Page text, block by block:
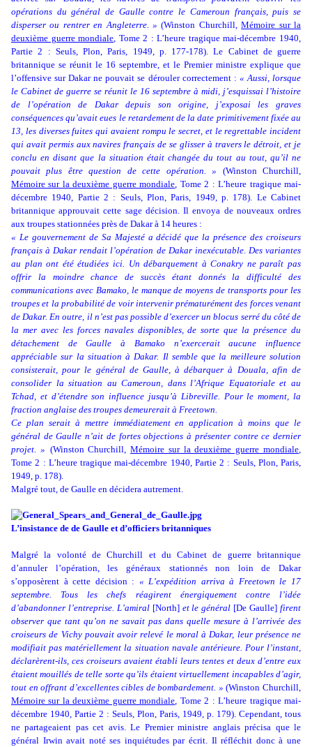
opérations du général de Gaulle contre le Cameroun français, puis se
disperser ou rentrer en Angleterre. » (Winston Churchill,Mémoire sur la
deuxième guerre mondiale, Tome 2 : L’heure tragique mai-décembre 1940,
Partie 2 : Seuls, Plon, Paris, 1949, p. 177-178). Le Cabinet de guerre
britannique se réunit le 16 septembre, et le Premier ministre explique que
l’offensive sur Dakar ne pouvait se dérouler correctement : « Aussi, lorsque
le Cabinet de guerre se réunit le 16 septembre à midi, j’esquissai l’histoire
de l’opération de Dakar depuis son origine, j’exposai les graves
conséquences qu’avait eues le retardement de la date primitivement fixée au
13, les diverses fuites qui avaient rompu le secret, et le regrettable incident
qui avait permis aux navires français de se glisser à travers le détroit, et je
conclu en disant que la situation était changée du tout au tout, qu’il ne
pouvait plus être question de cette opération. » (Winston Churchill,
Mémoire sur la deuxième guerre mondiale, Tome 2 : L’heure tragique mai-
décembre 1940, Partie 2 : Seuls, Plon, Paris, 1949, p. 178). Le Cabinet
britannique approuvait cette sage décision. Il envoya de nouveaux ordres
aux troupes stationnées près de Dakar à 14 heures :
« Le gouvernement de Sa Majesté a décidé que la présence des croiseurs
français à Dakar rendait l’opération de Dakar inexécutable. Des variantes
au plan ont été étudiées ici. Un débarquement à Conakry ne paraît pas
offrir la moindre chance de succès étant donnés la difficulté des
communications avec Bamako, le manque de moyens de transports pour les
troupes et la probabilité de voir intervenir prématurément des forces venant
de Dakar. En outre, il n’est pas possible d’exercer un blocus serré du côté de
la mer avec les forces navales disponibles, de sorte que la présence du
détachement de Gaulle à Bamako n’exercerait aucune influence
appréciable sur la situation à Dakar. Il semble que la meilleure solution
consisterait, pour le général de Gaulle, à débarquer à Douala, afin de
consolider la situation au Cameroun, dans l’Afrique Equatoriale et au
Tchad, et d’étendre son influence jusqu’à Libreville. Pour le moment, la
fraction anglaise des troupes demeurerait à Freetown.
Ce plan serait à mettre immédiatement en application à moins que le
général de Gaulle n’ait de fortes objections à présenter contre ce dernier
projet. » (Winston Churchill,Mémoire sur la deuxième guerre mondiale,
Tome 2 : L’heure tragique mai-décembre 1940, Partie 2 : Seuls, Plon, Paris,
1949, p. 178).
Malgré tout, de Gaulle en décidera autrement.
L’insistance de de Gaulle et d’officiers britanniques
Malgré la volonté de Churchill et du Cabinet de guerre britannique
d’annuler l’opération, les généraux stationnés non loin de Dakar
s’opposèrent à cette décision : « L’expédition arriva à Freetown le 17
septembre. Tous les chefs réagirent énergiquement contre l’idée
d’abandonner l’entreprise. L’amiral[North] et le général [De Gaulle]firent
observer que tant qu’on ne savait pas dans quelle mesure à l’arrivée des
croiseurs de Vichy pouvait avoir relevé le moral à Dakar, leur présence ne
modifiait pas matériellement la situation navale antérieure. Pour l’instant,
déclarèrent-ils, ces croiseurs avaient établi leurs tentes et deux d’entre eux
étaient mouillés de telle sorte qu’ils étaient virtuellement incapables d’agir,
tout en offrant d’excellentes cibles de bombardement. » (Winston Churchill,
Mémoire sur la deuxième guerre mondiale, Tome 2 : L’heure tragique mai-
décembre 1940, Partie 2 : Seuls, Plon, Paris, 1949, p. 179). Cependant, tous
ne partageaient pas cet avis. Le Premier ministre anglais précisa que le
général Irwin avait noté ses inquiétudes par écrit. Il réfléchit donc à une